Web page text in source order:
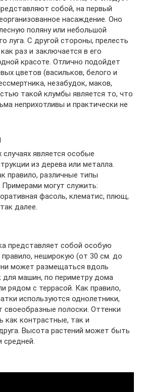
собой, на первый
насаждение. Оно
поляну или небольшой
луга. С другой стороны, прелесть
раз и заключается в его
красоте. Отлично подойдет
цветов (васильков, белого и
незабудок, маков,
такой клумбы является то, что
неприхотливы и практически не
является особые
из дерева или металла.
правило, различные типы
могут служить:
фасоль, клематис, плющ,
далее.
представляет собой особую
правило, неширокую (от 30 см. до
может размещаться вдоль
для машин, по периметру дома
рядом с террасой. Как правило,
используются однолетники,
полоски. Оттенки
как контрастные, так и
Высота растений может быть
средней.